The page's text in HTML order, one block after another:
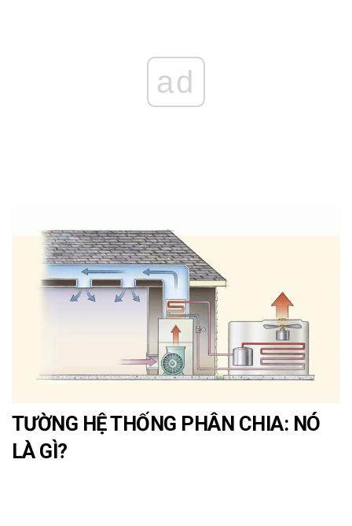
ad
TƯỜNG HỆ THỐNG PHÂN CHIA: NÓ
LÀ GÌ?